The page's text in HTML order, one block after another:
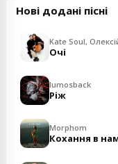
Нові додані пісні
Kate Soul,
Очі
lumosback
Ріж
Morphom
Кохання в